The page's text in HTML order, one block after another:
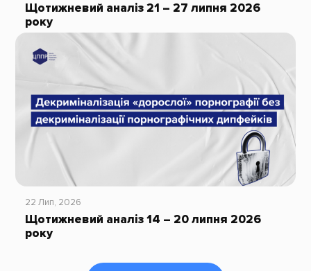
Щотижневий аналіз 21 – 27 липня 2026
року
22 Лип, 2026
Щотижневий аналіз 14 – 20 липня 2026
року